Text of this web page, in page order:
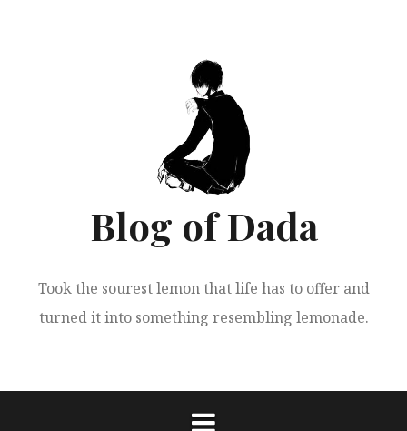
Blog of Dada
Took the sourest lemon that life has to offer and
turned it into something resembling lemonade.